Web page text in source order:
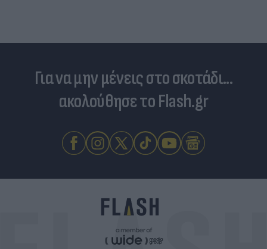
Για να μην μένεις στο σκοτάδι...
ακολούθησε το Flash.gr